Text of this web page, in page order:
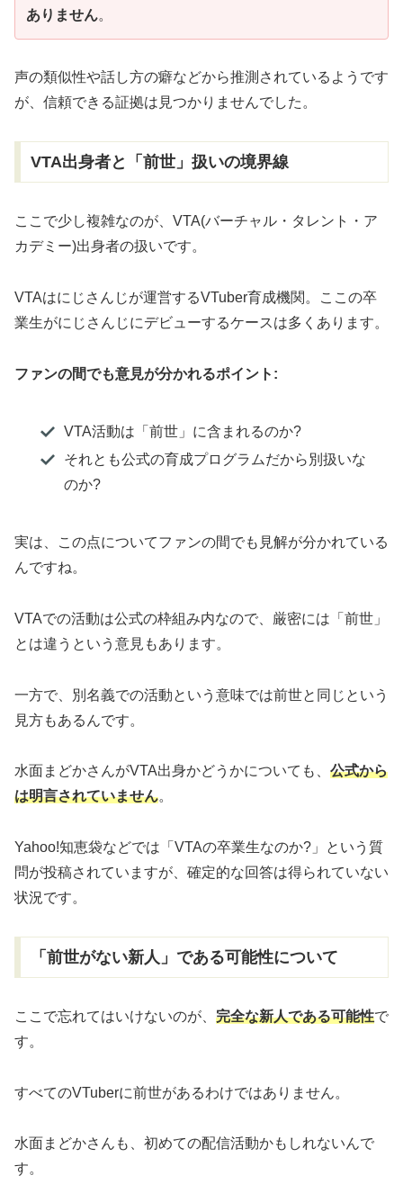
ありません。
声の類似性や話し方の癖などから推測されているようです
が、信頼できる証拠は見つかりませんでした。
VTA出身者と「前世」扱いの境界線
ここで少し複雑なのが、VTA(バーチャル・タレント・ア
カデミー)出身者の扱いです。
VTAはにじさんじが運営するVTuber育成機関。ここの卒
業生がにじさんじにデビューするケースは多くあります。
ファンの間でも意見が分かれるポイント:
VTA活動は「前世」に含まれるのか?
それとも公式の育成プログラムだから別扱いな
のか?
実は、この点についてファンの間でも見解が分かれている
んですね。
VTAでの活動は公式の枠組み内なので、厳密には「前世」
とは違うという意見もあります。
一方で、別名義での活動という意味では前世と同じという
見方もあるんです。
水面まどかさんがVTA出身かどうかについても、 公式から
は明言されていません。
Yahoo!知恵袋などでは「VTAの卒業生なのか?」という質
問が投稿されていますが、確定的な回答は得られていない
状況です。
「前世がない新人」である可能性について
ここで忘れてはいけないのが、 完全な新人である可能性で
す。
すべてのVTuberに前世があるわけではありません。
水面まどかさんも、初めての配信活動かもしれないんで
す。